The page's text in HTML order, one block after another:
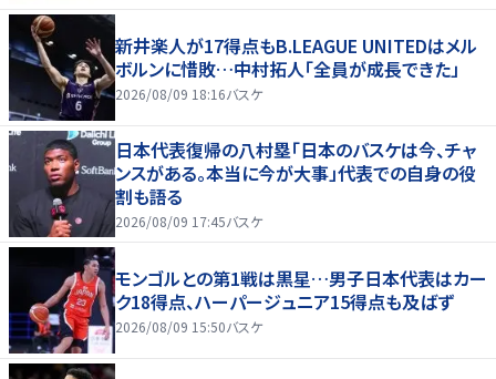
新井楽人が17得点もB.LEAGUE UNITEDはメル
ボルンに惜敗…中村拓人「全員が成長できた」
2026/08/09 18:16バスケ
日本代表復帰の八村塁「日本のバスケは今、チャ
ンスがある。本当に今が大事」代表での自身の役
割も語る
2026/08/09 17:45バスケ
モンゴルとの第1戦は黒星…男子日本代表はカー
ク18得点、ハーパージュニア15得点も及ばず
2026/08/09 15:50バスケ